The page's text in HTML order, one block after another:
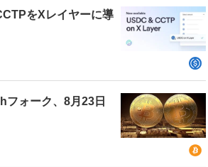
をXレイヤーに導
フォーク、8月23日